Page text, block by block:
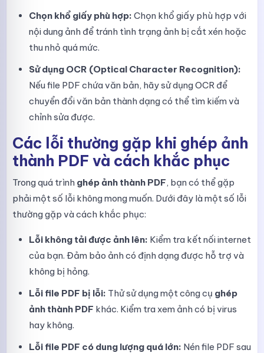
Chọn khổ giấy phù hợp: Chọn khổ giấy phù hợp với
nội dung ảnh để tránh tình trạng ảnh bị cắt xén hoặc
thu nhỏ quá mức.
Sử dụng OCR (Optical Character Recognition):
Nếu file PDF chứa văn bản, hãy sử dụng OCR để
chuyển đổi văn bản thành dạng có thể tìm kiếm và
chỉnh sửa được.
Các lỗi thường gặp khi ghép ảnh
thành PDF và cách khắc phục
Trong quá trình ghép ảnh thành PDF, bạn có thể gặp
phải một số lỗi không mong muốn. Dưới đây là một số lỗi
thường gặp và cách khắc phục:
Lỗi không tải được ảnh lên: Kiểm tra kết nối internet
của bạn. Đảm bảo ảnh có định dạng được hỗ trợ và
không bị hỏng.
Lỗi file PDF bị lỗi: Thử sử dụng một công cụ ghép
ảnh thành PDF khác. Kiểm tra xem ảnh có bị virus
hay không.
Lỗi file PDF có dung lượng quá lớn: Nén file PDF sau